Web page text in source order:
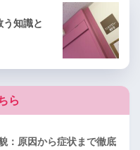
知識と
ら
：原因から症状まで徹底